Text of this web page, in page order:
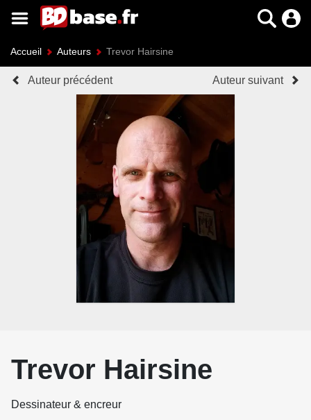
Accueil Auteurs Trevor Hairsine
Auteur précédent Auteur suivant
Trevor Hairsine
Dessinateur & encreur